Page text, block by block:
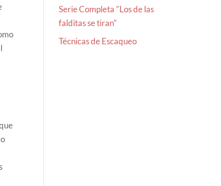
Serie Completa "Los de las
falditas se tiran"
Técnicas de Escaqueo